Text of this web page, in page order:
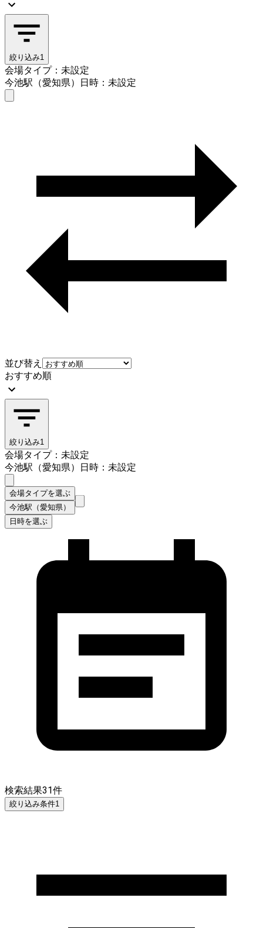
絞り込み1
会場タイプ：未設定
今池駅（愛知県）
日時：未設定
並び替え
おすすめ順
絞り込み1
会場タイプ：未設定
今池駅（愛知県）
日時：未設定
会場タイプを選ぶ
今池駅（愛知県）
日時を選ぶ
検索結果31件
絞り込み条件1